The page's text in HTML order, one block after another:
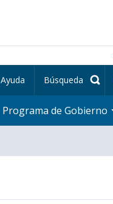
Ayuda Búsqueda
Programa de Gobierno